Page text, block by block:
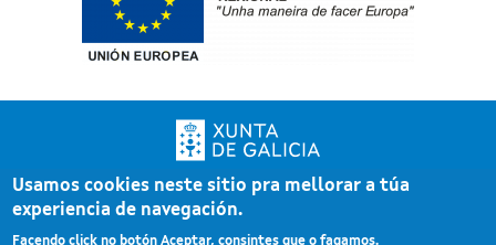
Xunta de Galicia. Información mantida e publicada pola Xunta de Galicia
Pé Atención á cidadanía
Usamos cookies neste sitio pra mellorar a túa
experiencia de navegación.
Facendo click no botón Aceptar, consintes que o fagamos.